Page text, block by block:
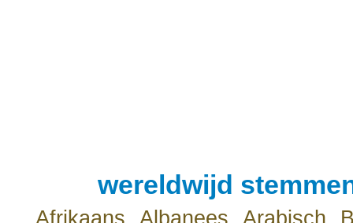
wereldwijd
Afrikaans Albanees Arabisch